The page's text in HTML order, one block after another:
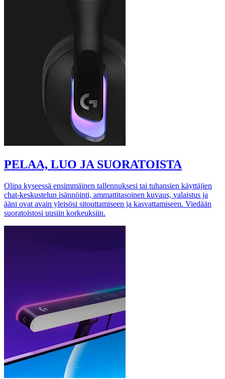
PELAA, LUO JA SUORATOISTA
Olipa kyseessä ensimmäinen tallennuksesi tai tuhansien käyttäjien
chat-keskustelun isännöinti, ammattitasoinen kuvaus, valaistus ja
ääni ovat avain yleisösi sitouttamiseen ja kasvattamiseen. Viedään
suoratoistosi uusiin korkeuksiin.